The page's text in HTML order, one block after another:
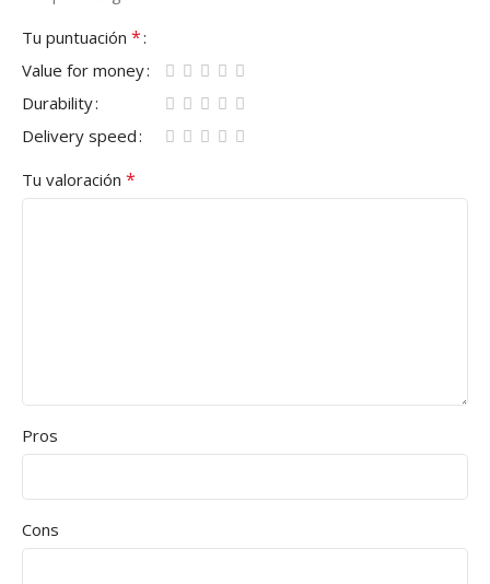
Tu puntuación *
Value for money
Durability
Delivery speed
Tu valoración *
Pros
Cons